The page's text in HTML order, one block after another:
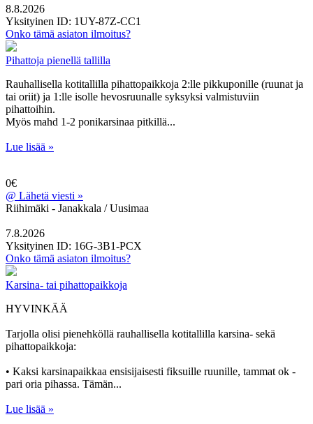
8.8.2026
Yksityinen ID: 1UY-87Z-CC1
Onko tämä asiaton ilmoitus?
Pihattoja pienellä tallilla
Rauhallisella kotitallilla pihattopaikkoja 2:lle pikkuponille (ruunat ja
tai oriit) ja 1:lle isolle hevosruunalle syksyksi valmistuviin
pihattoihin.
Myös mahd 1-2 ponikarsinaa pitkillä...
Lue lisää »
0€
@ Lähetä viesti »
Riihimäki - Janakkala / Uusimaa
7.8.2026
Yksityinen ID: 16G-3B1-PCX
Onko tämä asiaton ilmoitus?
Karsina- tai pihattopaikkoja
HYVINKÄÄ
Tarjolla olisi pienehköllä rauhallisella kotitallilla karsina- sekä
pihattopaikkoja:
• Kaksi karsinapaikkaa ensisijaisesti fiksuille ruunille, tammat ok -
pari oria pihassa. Tämän...
Lue lisää »